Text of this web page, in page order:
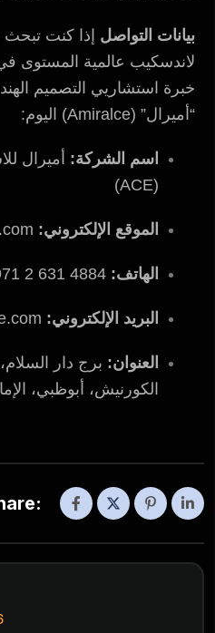
بيانات التواصل إذا كنت
لاندسكيب عالمية المستوى
خبرة استشاريي التصميم
“أميرال” (Amiralce) اليوم:
اسم الشركة: أميرال
(ACE)
الموقع الإلكتروني:
الهاتف:
البريد الإلكتروني:
العنوان: برج دار
الكورنيش، أبوظبي،